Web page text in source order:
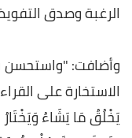
الرغبة وصدق
وأضافت: "واستحسن
الاستخارة على
يَخْلُقُ مَا يَشَاءُ